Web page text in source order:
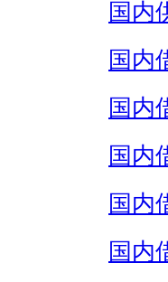
国内
国内
国内
国内
国内
国内